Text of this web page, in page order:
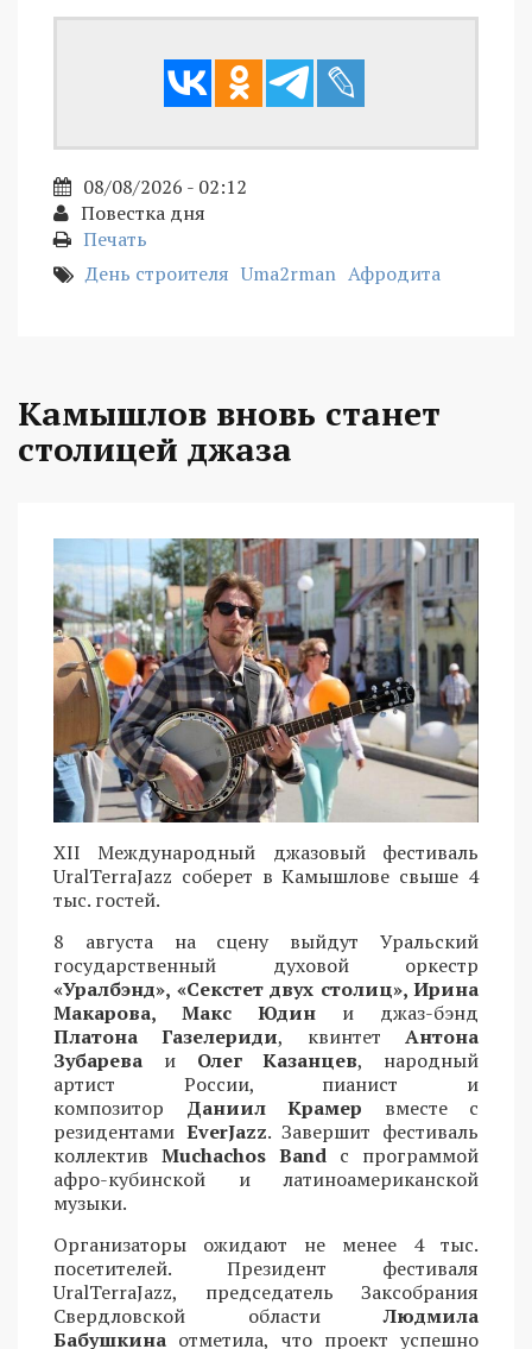
08/08/2026 - 02:12
Повестка дня
Печать
День строителя Uma2rman Афродита
Камышлов вновь станет
столицей джаза
XII Международный джазовый фестиваль
UralTerraJazz соберет в Камышлове свыше 4
тыс. гостей.
8 августа на сцену выйдут Уральский
государственный духовой оркестр
«Уралбэнд», «Секстет двух столиц», Ирина
Макарова, Макс Юдин и джаз-бэнд
Платона Газелериди, квинтетАнтона
Зубарева и Олег Казанцев, народный
артист России, пианист и
композитор Даниил Крамер вместе с
резидентами EverJazz. Завершит фестиваль
коллектив Muchachos Band с программой
афро-кубинской и латиноамериканской
музыки.
Организаторы ожидают не менее 4 тыс.
посетителей. Президент фестиваля
UralTerraJazz, председатель Заксобрания
Свердловской областиЛюдмила
Бабушкина отметила, что проект успешно